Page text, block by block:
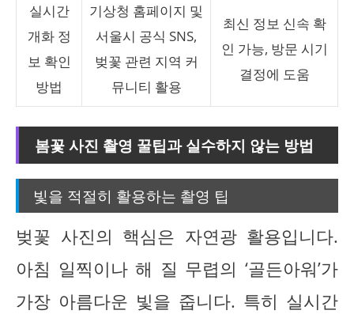
실시간
개화 정
보 확인
방법
기상청 홈페이지 및
서울시 공식 SNS,
벚꽃 관련 지역 커
뮤니티 활용
최신 정보 신속 확
인 가능, 방문 시기
결정에 도움
봄꽃 사진 촬영 꿀팁과 실수하지 않는 방법
빛을 적절히 활용하는 촬영 팁
벚꽃 사진의 핵심은 자연광 활용입니다.
아침 일찍이나 해 질 무렵의 ‘골든아워’가
가장 아름다운 빛을 줍니다. 특히 실시간